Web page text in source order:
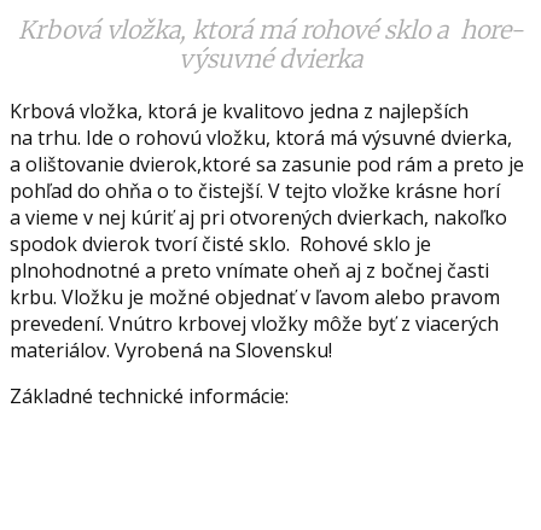
Krbová vložka, ktorá má rohové sklo a hore-
výsuvné dvierka
Krbová vložka, ktorá je kvalitovo jedna z najlepších
na trhu. Ide o rohovú vložku, ktorá má výsuvné dvierka,
a olištovanie dvierok,ktoré sa zasunie pod rám a preto je
pohľad do ohňa o to čistejší. V tejto vložke krásne horí
a vieme v nej kúriť aj pri otvorených dvierkach, nakoľko
spodok dvierok tvorí čisté sklo. Rohové sklo je
plnohodnotné a preto vnímate oheň aj z bočnej časti
krbu. Vložku je možné objednať v ľavom alebo pravom
prevedení. Vnútro krbovej vložky môže byť z viacerých
materiálov. Vyrobená na Slovensku!
Základné technické informácie: